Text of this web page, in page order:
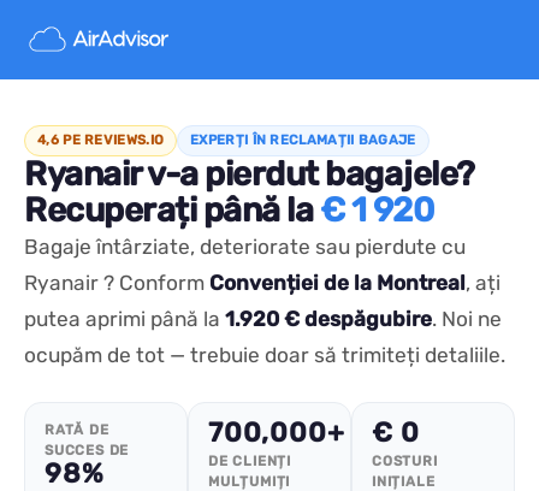
4,6 PE REVIEWS.IO EXPERȚI ÎN RECLAMAȚII BAGAJE
Ryanair v-a pierdut bagajele?
Recuperați până la€ 1 920
Bagaje întârziate, deteriorate sau pierdute cu
Ryanair ? Conform Convenției de la Montreal, ați
putea aprimi până la 1.920 € despăgubire. Noi ne
ocupăm de tot — trebuie doar să trimiteți detaliile.
RATĂ DE
SUCCES DE
98%
700,000+
DE CLIENȚI
MULȚUMIȚI
€ 0
COSTURI
INIȚIALE